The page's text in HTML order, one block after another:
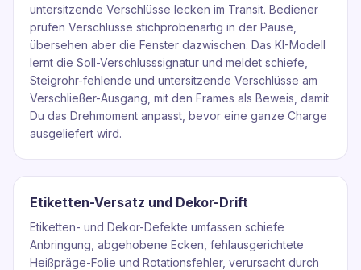
untersitzende Verschlüsse lecken im Transit. Bediener
prüfen Verschlüsse stichprobenartig in der Pause,
übersehen aber die Fenster dazwischen. Das KI-Modell
lernt die Soll-Verschlusssignatur und meldet schiefe,
Steigrohr-fehlende und untersitzende Verschlüsse am
Verschließer-Ausgang, mit den Frames als Beweis, damit
Du das Drehmoment anpasst, bevor eine ganze Charge
ausgeliefert wird.
Etiketten-Versatz und Dekor-Drift
Etiketten- und Dekor-Defekte umfassen schiefe
Anbringung, abgehobene Ecken, fehlausgerichtete
Heißpräge-Folie und Rotationsfehler, verursacht durch